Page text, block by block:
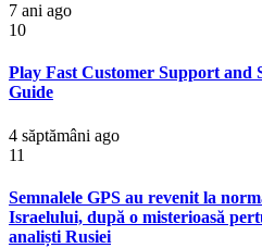
7 ani ago
10
Play Fast Customer Support and
Guide
4 săptămâni ago
11
Semnalele GPS au revenit la
Israelului, după o misterioasă
analiști Rusiei